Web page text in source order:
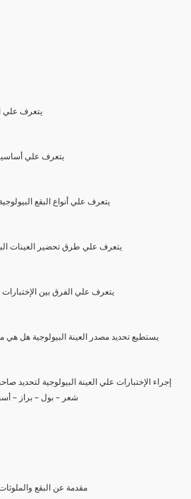
(1) يتعرف
(2) يتعرف علي
(3) يتعرف علي أنواع البقع
(4) يتعرف علي طرق تحضير العينات
(5) يتعرف علي الفرق بين الإختبارات
(6) يستطيع تحديد مصدر العينة البيولوجية
شعر – بول – براز –
1- مقدمة عن البقع